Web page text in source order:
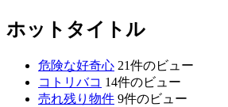
ホットタイトル
危険な好奇心 21件のビュー
コトリバコ 14件のビュー
売れ残り物件 9件のビュー